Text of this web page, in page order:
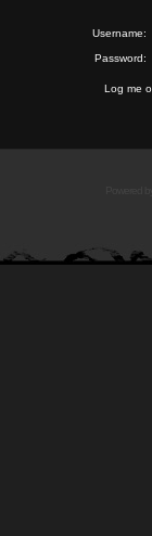
Username:
Password:
Log me